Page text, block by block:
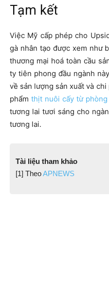
Tạm kết
Việc Mỹ cấp phép cho
gà nhân tạo được xem như
thương mại hoá toàn cầu
ty tiên phong đầu ngành
về sản lượng sản xuất và
phẩmthịt nuôi cấy từ
tương lai tươi sáng cho
tương lai.
Tài liệu tham khảo
[1] TheoAPNEWS